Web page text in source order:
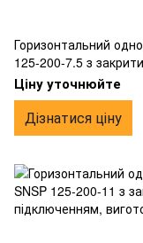
Горизонтальний
125-200-7.5 з
підключенням,
Ціну уточнюйте
Дізнатися ціну